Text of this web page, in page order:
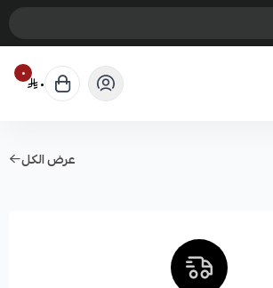
٠ ٠
عرض الكل